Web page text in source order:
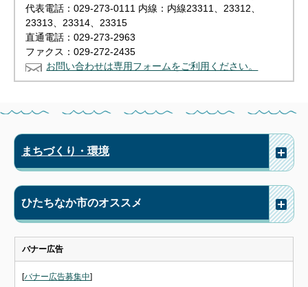
代表電話：029-273-0111 内線：内線23311、23312、
23313、23314、23315
直通電話：029-273-2963
ファクス：029-272-2435
お問い合わせは専用フォームをご利用ください。
まちづくり・環境
ひたちなか市のオススメ
バナー広告
[バナー広告募集中]